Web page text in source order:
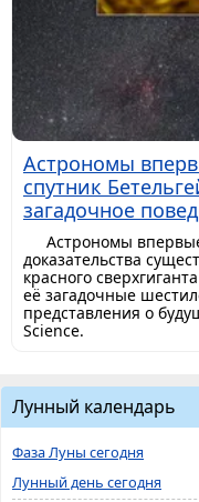
Астрономы
спутник
загадочное
Астрономы
доказательства
красного
её загадочные
представления о
Science.
Лунный календарь
Фаза Луны сегодня
Лунный день сегодня